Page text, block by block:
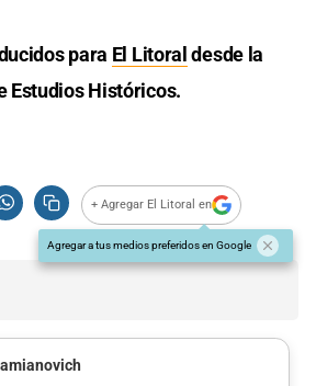
para El Litoraldesde la
Estudios Históricos.
+ Agregar El Litoral en
Agregar a tus medios preferidos en Google